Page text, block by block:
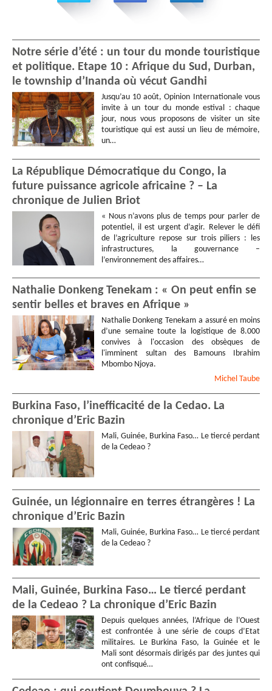
Notre série d’été : un tour du monde touristique
et politique. Etape 10 : Afrique du Sud, Durban,
le township d’Inanda où vécut Gandhi
Jusqu’au 10 août, Opinion Internationale vous
invite à un tour du monde estival : chaque
jour, nous vous proposons de visiter un site
touristique qui est aussi un lieu de mémoire,
un…
La République Démocratique du Congo, la
future puissance agricole africaine ? – La
chronique de Julien Briot
« Nous n’avons plus de temps pour parler de
potentiel, il est urgent d’agir. Relever le défi
de l’agriculture repose sur trois piliers : les
infrastructures, la gouvernance –
l’environnement des affaires…
Nathalie Donkeng Tenekam : « On peut enfin se
sentir belles et braves en Afrique »
Nathalie Donkeng Tenekam a assuré en moins
d’une semaine toute la logistique de 8.000
convives à l'occasion des obsèques de
l'imminent sultan des Bamouns Ibrahim
Mbombo Njoya.
Michel Taube
Burkina Faso, l’inefficacité de la Cedao. La
chronique d’Eric Bazin
Mali, Guinée, Burkina Faso… Le tiercé perdant
de la Cedeao ?
Guinée, un légionnaire en terres étrangères ! La
chronique d’Eric Bazin
Mali, Guinée, Burkina Faso… Le tiercé perdant
de la Cedeao ?
Mali, Guinée, Burkina Faso… Le tiercé perdant
de la Cedeao ? La chronique d’Eric Bazin
Depuis quelques années, l’Afrique de l’Ouest
est confrontée à une série de coups d’Etat
militaires. Le Burkina Faso, la Guinée et le
Mali sont désormais dirigés par des juntes qui
ont confisqué…